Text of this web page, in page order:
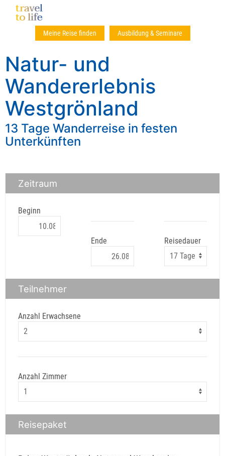
Meine Reise finden Ausbildung & Seminare
Natur- und
Wandererlebnis
Westgrönland
13 Tage Wanderreise in festen
Unterkünften
Zeitraum
Beginn
Ende Reisedauer
Teilnehmer
Anzahl Erwachsene
Anzahl Zimmer
Reisepaket